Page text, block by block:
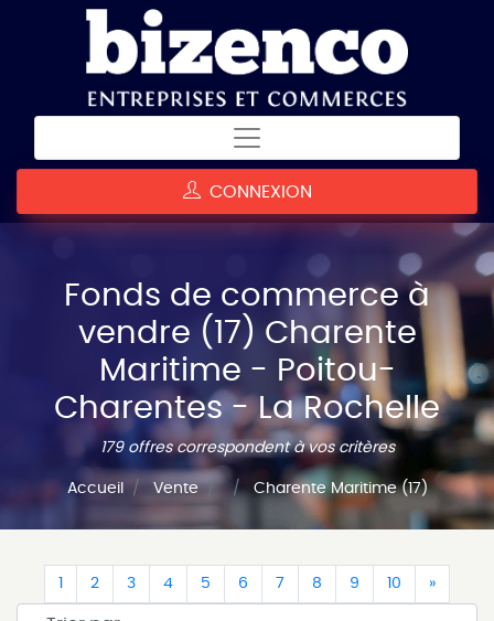
CONNEXION
Fonds de commerce à
vendre (17) Charente
Maritime - Poitou-
Charentes - La Rochelle
179 offres correspondent à vos critères
Accueil Vente Charente Maritime (17)
1(current)
2(current)
3(current)
4(current)
5(current)
6(current)
7(current)
8(current)
9(current)
10(current)
»